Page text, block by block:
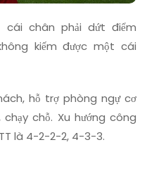
cái chân phải dứt điểm
kiếm được một cái
hỗ trợ phòng ngự cơ
chỗ. Xu hướng công
là 4-2-2-2, 4-3-3.